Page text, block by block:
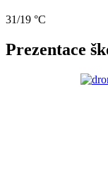
31/19 °C
Prezentace